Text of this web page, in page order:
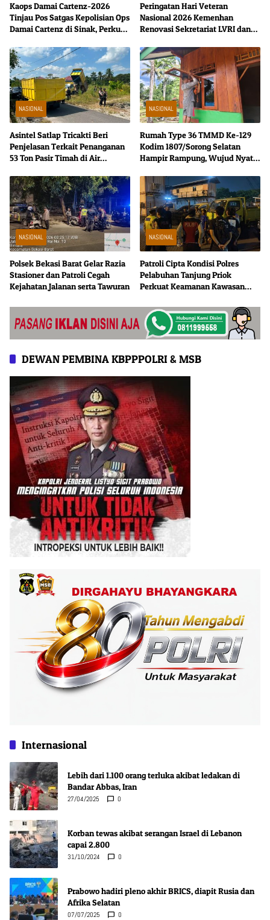
Kaops Damai Cartenz-2026
Tinjau Pos Satgas Kepolisian Ops
Damai Cartenz di Sinak, Perkuat
Masyarakat
Peringatan Hari Veteran
Nasional 2026 Kemenhan
Renovasi Sekretariat LVRI dan
Provinsi
NASIONAL
Asintel Satlap Tricakti Beri
Penjelasan Terkait Penanganan
53 Ton Pasir Timah di Air
NASIONAL
Rumah Type 36 TMMD Ke-129
Kodim 1807/Sorong Selatan
Hampir Rampung, Wujud Nyata
Kesejahteraan Warga
NASIONAL
Polsek Bekasi Barat Gelar Razia
Stasioner dan Patroli Cegah
Kejahatan Jalanan serta Tawuran
NASIONAL
Patroli Cipta Kondisi Polres
Pelabuhan Tanjung Priok
Perkuat Keamanan Kawasan
Aman dan Kondusif
DEWAN PEMBINA KBPPPOLRI & MSB
Internasional
Lebih dari 1.100 orang terluka akibat ledakan di
Bandar Abbas, Iran
27/04/2025 0
Korban tewas akibat serangan Israel di Lebanon
capai 2.800
31/10/2024 0
Prabowo hadiri pleno akhir BRICS, diapit Rusia dan
Afrika Selatan
07/07/2025 0